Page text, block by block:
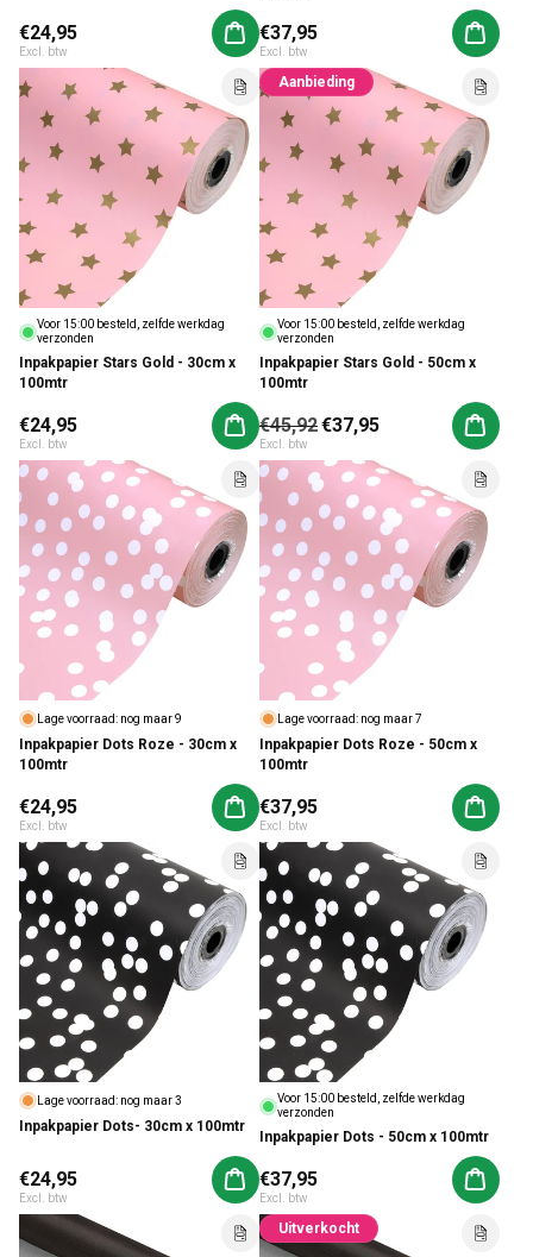
Normale prijs
€24,95
Excl. btw
Aan winkelwagen toevoegen
Normale prijs
€37,95
Excl. btw
Aan
Voor 15:00 besteld, zelfde werkdag
verzonden
Inpakpapier Stars Gold - 30cm x
100mtr
Normale prijs
€24,95
Excl. btw
Aan winkelwagen toevoegen
Aanbieding
Voor 15:00 besteld, zelfde werkdag
verzonden
Inpakpapier Stars Gold - 50cm x
100mtr
Normale prijs
€45,92Aanbiedingsprijs
€37,95
Excl. btw
Aan
Lage voorraad: nog maar 9
Inpakpapier Dots Roze - 30cm x
100mtr
Normale prijs
€24,95
Excl. btw
Aan winkelwagen toevoegen
Lage voorraad: nog maar 7
Inpakpapier Dots Roze - 50cm x
100mtr
Normale prijs
€37,95
Excl. btw
Aan
Lage voorraad: nog maar 3
Inpakpapier Dots- 30cm x 100mtr
Normale prijs
€24,95
Excl. btw
Aan winkelwagen toevoegen
Voor 15:00 besteld, zelfde werkdag
verzonden
Inpakpapier Dots - 50cm x 100mtr
Normale prijs
€37,95
Excl. btw
Aan
Uitverkocht